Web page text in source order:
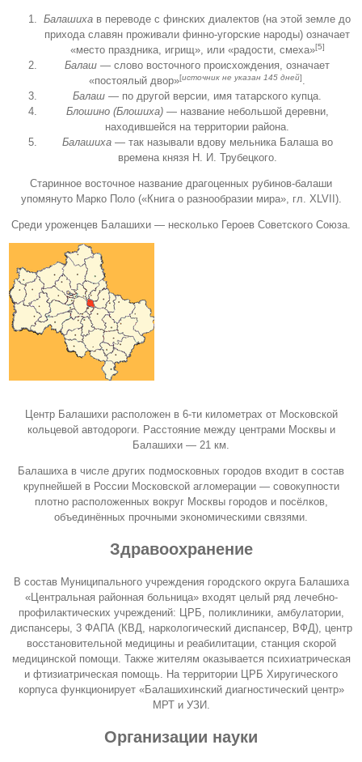
Балашиха в переводе с финских диалектов (на этой земле до
прихода славян проживали финно-угорские народы) означает
«место праздника, игрищ», или «радости, смеха»[5]
Балаш — слово восточного происхождения, означает
«постоялый двор»[источник не указан 145 дней]
Балаш — по другой версии, имя татарского купца.
Блошино (Блошиха)— название небольшой деревни,
находившейся на территории района.
Балашиха— так называли вдову мельника Балаша во
времена князя Н. И. Трубецкого.
Старинное восточное название драгоценных рубинов-балаши
упомянуто Марко Поло («Книга о разнообразии мира», гл. XLVII).
Среди уроженцев Балашихи — несколько Героев Советского Союза.
Центр Балашихи расположен в 6-ти километрах от Московской
кольцевой автодороги. Расстояние между центрами Москвы и
Балашихи — 21 км.
Балашиха в числе других подмосковных городов входит в состав
крупнейшей в России Московской агломерации — совокупности
плотно расположенных вокруг Москвы городов и посёлков,
объединённых прочными экономическими связями.
Здравоохранение
В состав Муниципального учреждения городского округа Балашиха
«Центральная районная больница» входят целый ряд лечебно-
профилактических учреждений: ЦРБ, поликлиники, амбулатории,
диспансеры, 3 ФАПА (КВД, наркологический диспансер, ВФД), центр
восстановительной медицины и реабилитации, станция скорой
медицинской помощи. Также жителям оказывается психиатрическая
и фтизиатрическая помощь. На территории ЦРБ Хиругического
корпуса функционирует «Балашихинский диагностический центр»
МРТ и УЗИ.
Организации науки